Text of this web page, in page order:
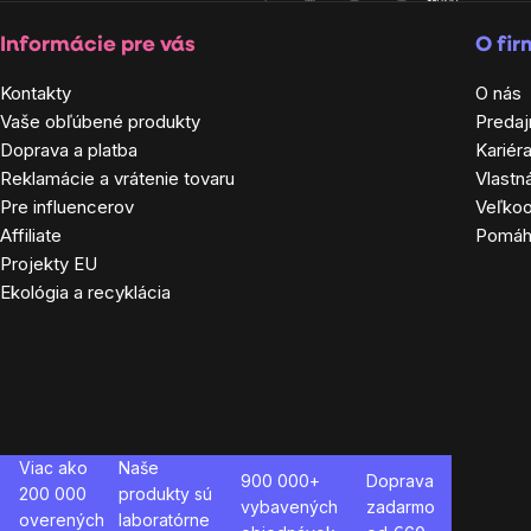
Informácie pre vás
Kontakty
Vaše obľúbené produkty
Doprava a platba
Reklamácie a vrátenie tovaru
Pre influencerov
Affiliate
Projekty EU
Ekológia a recyklácia
O
O nás
Kariéra
Viac ako
200 000
overených
Naše
produkty sú
laboratórne
900 000+
vybavených
Doprava
zadarmo